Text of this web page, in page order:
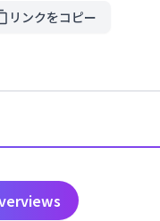
リンクをコピー